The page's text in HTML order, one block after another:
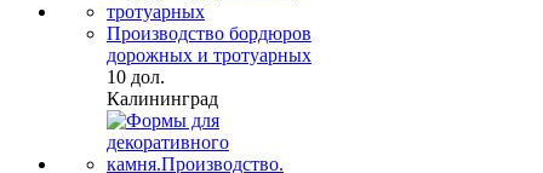
Производство бордюров
дорожных и тротуарных
10 дол.
Калининград